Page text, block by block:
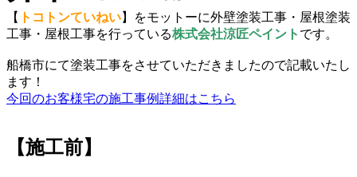
【 トコトンていねい】をモットーに外壁塗装工事・屋根塗装
工事・屋根工事を行っている株式会社涼匠ペイント です。
船橋市にて塗装工事をさせていただきましたので記載いたし
ます！
今回のお客様宅の施工事例詳細はこちら
【施工前】